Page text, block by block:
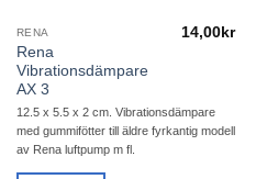
RENA
Rena
Vibrationsdämpare
AX 3
14,00 kr
12.5 x 5.5 x 2 cm. Vibrationsdämpare
med gummifötter till äldre fyrkantig modell
av Rena luftpump m fl.